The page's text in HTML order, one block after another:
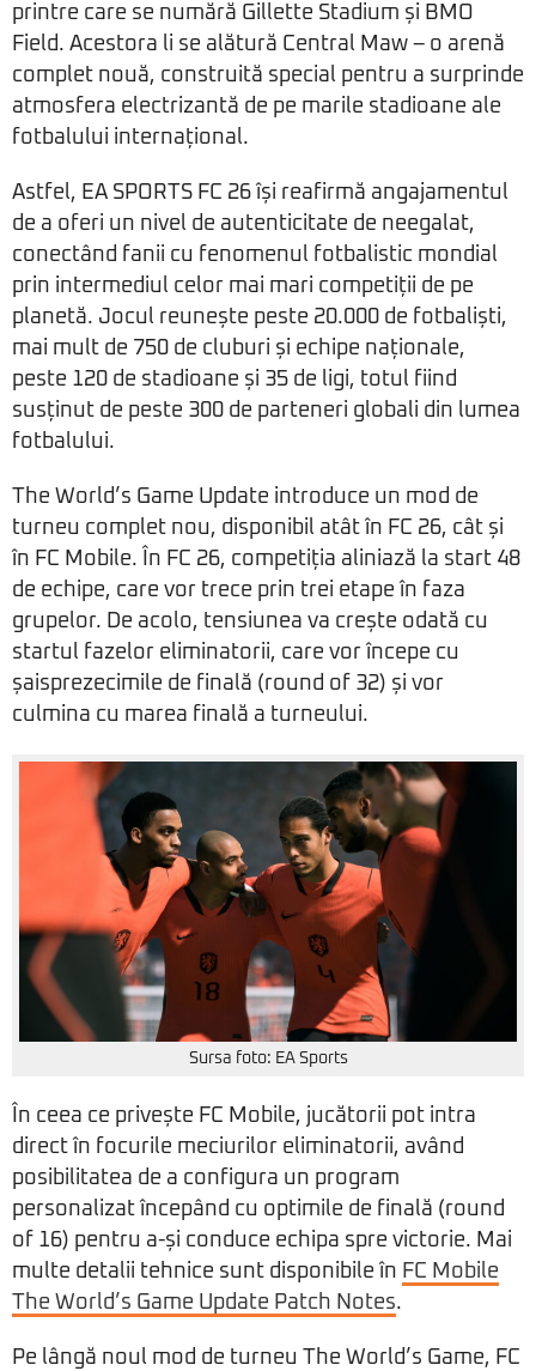
printre care se numără Gillette Stadium și BMO
Field. Acestora li se alătură Central Maw – o arenă
complet nouă, construită special pentru a surprinde
atmosfera electrizantă de pe marile stadioane ale
fotbalului internațional.
Astfel, EA SPORTS FC 26 își reafirmă angajamentul
de a oferi un nivel de autenticitate de neegalat,
conectând fanii cu fenomenul fotbalistic mondial
prin intermediul celor mai mari competiții de pe
planetă. Jocul reunește peste 20.000 de fotbaliști,
mai mult de 750 de cluburi și echipe naționale,
peste 120 de stadioane și 35 de ligi, totul fiind
susținut de peste 300 de parteneri globali din lumea
fotbalului.
The World’s Game Update introduce un mod de
turneu complet nou, disponibil atât în FC 26, cât și
în FC Mobile. În FC 26, competiția aliniază la start 48
de echipe, care vor trece prin trei etape în faza
grupelor. De acolo, tensiunea va crește odată cu
startul fazelor eliminatorii, care vor începe cu
șaisprezecimile de finală (round of 32) și vor
culmina cu marea finală a turneului.
Sursa foto: EA Sports
În ceea ce privește FC Mobile, jucătorii pot intra
direct în focurile meciurilor eliminatorii, având
posibilitatea de a configura un program
personalizat începând cu optimile de finală (round
of 16) pentru a-și conduce echipa spre victorie. Mai
multe detalii tehnice sunt disponibile în FC Mobile
The World’s Game Update Patch Notes.
Pe lângă noul mod de turneu The World’s Game, FC